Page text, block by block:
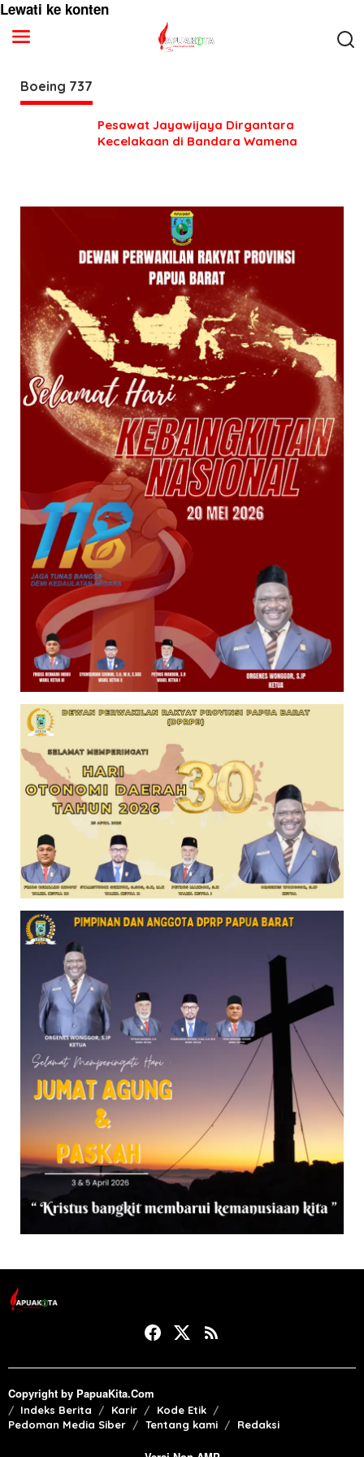
Lewati ke konten
Boeing 737
Pesawat Jayawijaya Dirgantara
Kecelakaan di Bandara Wamena
Copyright by PapuaKita.Com
Indeks Berita Karir
Kode Etik
Pedoman Media Siber
Tentang kami Redaksi